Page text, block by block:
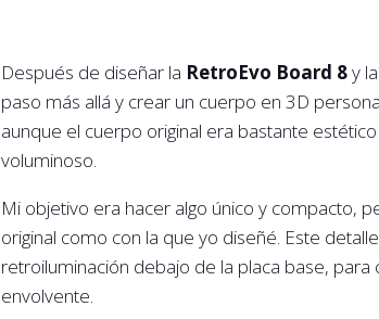
Después de diseñar la RetroEvo Board 8y la
paso más allá y crear un cuerpo en 3D
aunque el cuerpo original era bastante
voluminoso.
Mi objetivo era hacer algo único y compacto,
original como con la que yo diseñé. Este
retroiluminación debajo de la placa base,
envolvente.